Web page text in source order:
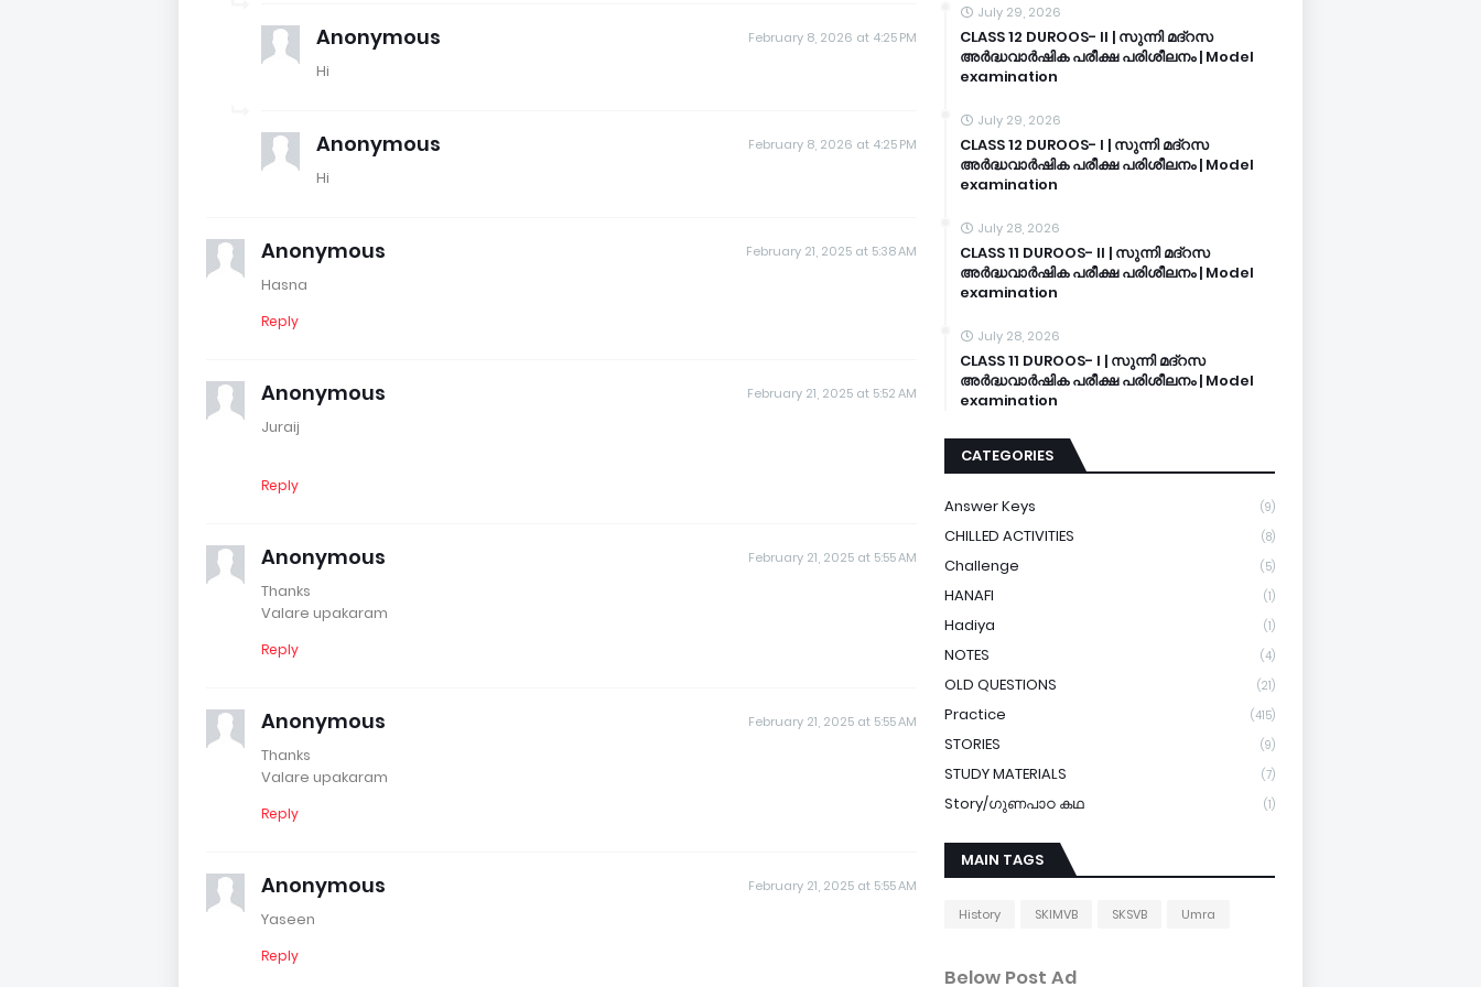
Anonymous February 8, 2026 at 4:25 PM
Hi
Anonymous February 8, 2026 at 4:25 PM
Hi
Anonymous February 21, 2025 at 5:38 AM
Hasna
Reply
Anonymous February 21, 2025 at 5:52 AM
Juraij
Reply
Anonymous February 21, 2025 at 5:55 AM
Thanks
Valare upakaram
Reply
Anonymous February 21, 2025 at 5:55 AM
Thanks
Valare upakaram
Reply
Anonymous February 21, 2025 at 5:55 AM
Yaseen
Reply
July 29, 2026
CLASS 12 DUROOS- II | സുന്നി മദ്റസ
അർദ്ധവാർഷിക പരീക്ഷ പരിശീലനം | Model
examination
July 29, 2026
CLASS 12 DUROOS- I | സുന്നി മദ്റസ
അർദ്ധവാർഷിക പരീക്ഷ പരിശീലനം | Model
examination
July 28, 2026
CLASS 11 DUROOS- II | സുന്നി മദ്റസ
അർദ്ധവാർഷിക പരീക്ഷ പരിശീലനം | Model
examination
July 28, 2026
CLASS 11 DUROOS- I | സുന്നി മദ്റസ
അർദ്ധവാർഷിക പരീക്ഷ പരിശീലനം | Model
examination
CATEGORIES
Answer Keys (9)
CHILLED ACTIVITIES (8)
Challenge (5)
HANAFI (1)
Hadiya (1)
NOTES (4)
OLD QUESTIONS (21)
Practice (415)
STORIES (9)
STUDY MATERIALS (7)
Story/ഗുണപാഠ കഥ (1)
MAIN TAGS
History SKIMVB SKSVB Umra
Below Post Ad